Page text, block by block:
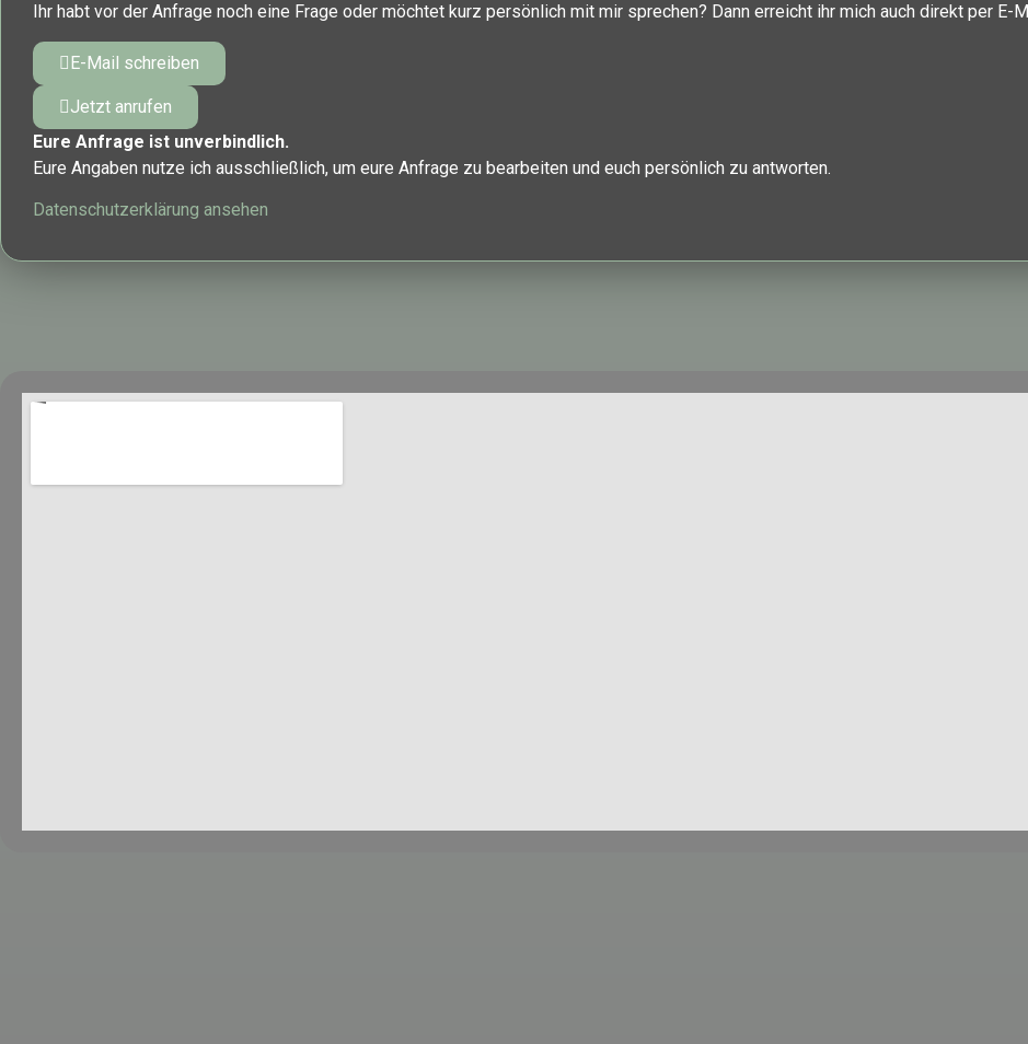
Ihr habt vor der Anfrage noch eine Frage oder möchtet kurz persönlich mit mir sprechen? Dann erreicht ihr mich auch direkt per E-
E-Mail schreiben
Jetzt anrufen
Eure Anfrage ist unverbindlich.
Eure Angaben nutze ich ausschließlich, um eure Anfrage zu bearbeiten und euch persönlich zu antworten.
Datenschutzerklärung ansehen